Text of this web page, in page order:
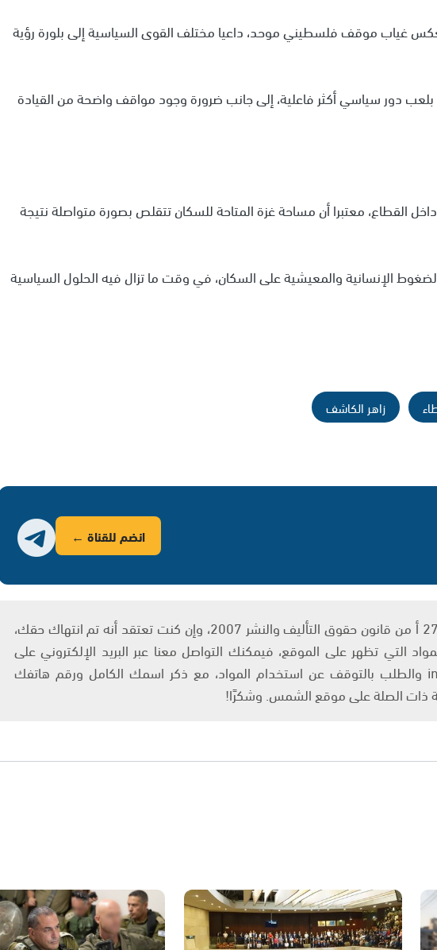
غياب موقف فلسطيني موحد، داعيا مختلف القوى السياسية إلى بلورة رؤية
دور سياسي أكثر فاعلية، إلى جانب ضرورة وجود مواقف واضحة من القيادة
القطاع، معتبرا أن مساحة غزة المتاحة للسكان تتقلص بصورة متواصلة نتيجة
الإنسانية والمعيشية على السكان، في وقت ما تزال فيه الحلول السياسية
زاهر الكاشف
انضم للقناة ←
يتم الاستخدام المواد وفقًا للمادة 27 أ من قانون حقوق التأليف والنشر 2007، وإن كنت تعتقد أنه تم انتهاك حقك،
التي تظهر على الموقع، فيمكنك التواصل معنا عبر البريد الإلكتروني على
العنوان التالي: info@ashams.com والطلب بالتوقف عن استخدام المواد، مع ذكر اسمك الكامل ورقم هاتفك
ذات الصلة على موقع الشمس. وشكرًا!